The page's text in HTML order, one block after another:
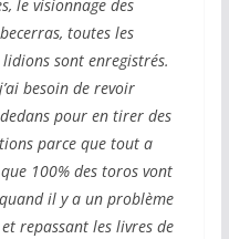
le visionnage des
toutes les
sont enregistrés.
besoin de revoir
pour en tirer des
parce que tout a
100% des toros vont
il y a un problème
repassant les livres de